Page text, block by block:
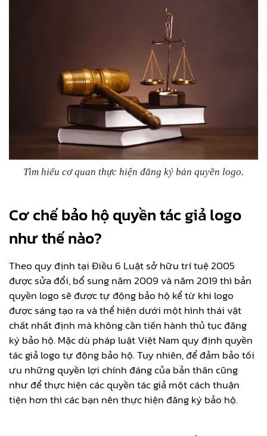
Tìm hiểu cơ quan thực hiện đăng ký bản quyền logo.
Cơ chế bảo hộ quyền tác giả logo
như thế nào?
Theo quy định tại Điều 6 Luật sở hữu trí tuệ 2005
được sửa đổi, bổ sung năm 2009 và năm 2019 thì bản
quyền logo sẽ được tự động bảo hộ kể từ khi logo
được sáng tạo ra và thể hiện dưới một hình thái vật
chất nhất định mà không cần tiến hành thủ tục đăng
ký bảo hộ. Mặc dù pháp luật Việt Nam quy định quyền
tác giả logo tự động bảo hộ. Tuy nhiên, để đảm bảo tối
ưu những quyền lợi chính đáng của bản thân cũng
như để thực hiện các quyền tác giả một cách thuận
tiện hơn thì các bạn nên thực hiện đăng ký bảo hộ.